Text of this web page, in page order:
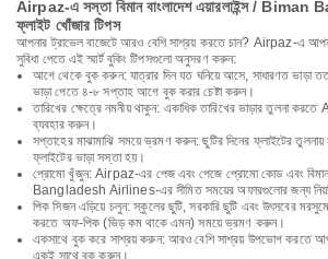
Airpaz-এ সস্তা বিমান বাংলাদেশ এয়ারলাইন্স /
ফ্লাইট খোঁজার টিপস
আপনার ট্রাভেল বাজেটে আরও বেশি সাশ্রয় করতে চান? Airpaz-এ
সুবিধা পেতে এই স্মার্ট বুকিং টিপসগুলো অনুসরণ করুন:
আগে থেকে বুক করুন: যাত্রার দিন যত ঘনিয়ে আসে, সাধারণত ভাড়া
ভাড়া পেতে ৪-৮ সপ্তাহ আগে বুক করার চেষ্টা করুন।
তারিখের ক্ষেত্রে নমনীয় থাকুন: একাধিক তারিখের ভাড়ার তুলনা
ব্যবহার করুন।
সপ্তাহের মাঝামাঝি সময়ে ভ্রমণ করুন: ছুটির দিনের ফ্লাইটের তুলনায়
ফ্লাইটের ভাড়া সস্তা হয়।
প্রোমো খুঁজুন: Airpaz-এর পেজ এবং পেজে প্রোমো কোড এবং বিমান
Bangladesh Airlines-এর সীমিত সময়ের অফারগুলোর জন্য
পিক সিজন এড়িয়ে চলুন: স্কুলের ছুটি, সরকারি ছুটি এবং উৎসবের
করতে অফ-পিক (ভিড় কম থাকে এমন) সময়ে ভ্রমণ করুন।
একসাথে বুক করে সাশ্রয় করুন: আরও বেশি সাশ্রয় উপভোগ করতে
একই সাথে বুক করুন।